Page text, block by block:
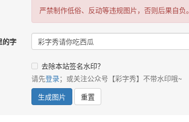
严禁制作低俗、反动等违规图片，否则后果自负。
的字
去除本站签名水印？
请先登录；或关注公众号【彩字秀】不带水印哦~
生成图片
重置